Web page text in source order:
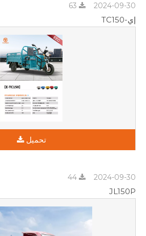
2024-09-30
إي-TC150
تحميل
2024-09-30
JL150P